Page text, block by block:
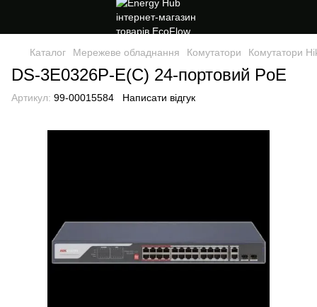
Каталог Мережеве обладнання Комутатори Комутатори
DS-3E0326P-E(C) 24-портовий PoE
Артикул: 99-00015584 Написати відгук